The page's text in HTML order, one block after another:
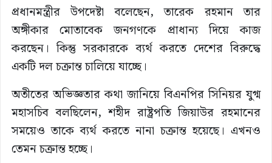
প্রধানমন্ত্রীর উপদেষ্টা বলেছেন, তারেক রহমান তার
অঙ্গীকার মোতাবেক জনগণকে প্রাধান্য দিয়ে কাজ
করছেন। কিন্তু সরকারকে ব্যর্থ করতে দেশের বিরুদ্ধে
একটি দল চক্রান্ত চালিয়ে যাচ্ছে।
অতীতের অভিজ্ঞতার কথা জানিয়ে বিএনপির সিনিয়র যুগ্ম
মহাসচিব বলছিলেন, শহীদ রাষ্ট্রপতি জিয়াউর রহমানের
সময়েও তাকে ব্যর্থ করতে নানা চক্রান্ত হয়েছে। এখনও
তেমন চক্রান্ত হচ্ছে।